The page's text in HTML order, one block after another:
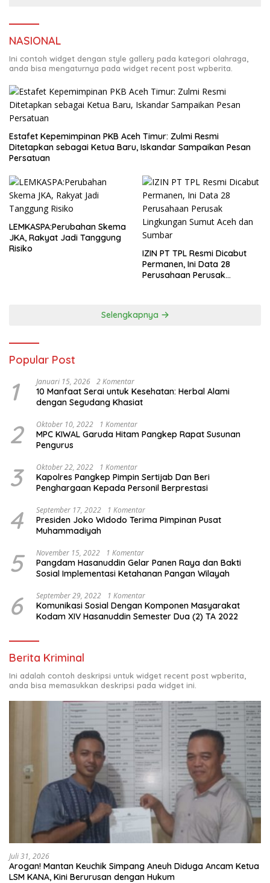
NASIONAL
Ini contoh widget dengan style gallery pada kategori olahraga,
anda bisa mengaturnya pada widget recent post wpberita.
Estafet Kepemimpinan PKB Aceh Timur: Zulmi Resmi
Ditetapkan sebagai Ketua Baru, Iskandar Sampaikan Pesan
Persatuan
LEMKASPA:Perubahan Skema
JKA, Rakyat Jadi Tanggung
Risiko
IZIN PT TPL Resmi Dicabut
Permanen, Ini Data 28
Perusahaan Perusak
Selengkapnya
Popular Post
1 Januari 15, 2026 2 Komentar
10 Manfaat Serai untuk Kesehatan: Herbal Alami
dengan Segudang Khasiat
2 Oktober 10, 2022 1 Komentar
MPC KIWAL Garuda Hitam Pangkep Rapat Susunan
Pengurus
3 Oktober 22, 2022 1 Komentar
Kapolres Pangkep Pimpin Sertijab Dan Beri
Penghargaan Kepada Personil Berprestasi
4 September 17, 2022 1 Komentar
Presiden Joko Widodo Terima Pimpinan Pusat
Muhammadiyah
5 November 15, 2022 1 Komentar
Pangdam Hasanuddin Gelar Panen Raya dan Bakti
Sosial Implementasi Ketahanan Pangan Wilayah
6 September 29, 2022 1 Komentar
Komunikasi Sosial Dengan Komponen Masyarakat
Kodam XIV Hasanuddin Semester Dua (2) TA 2022
Berita Kriminal
Ini adalah contoh deskripsi untuk widget recent post wpberita,
anda bisa memasukkan deskripsi pada widget ini.
Juli 31, 2026
Arogan! Mantan Keuchik Simpang Aneuh Diduga Ancam Ketua
LSM KANA, Kini Berurusan dengan Hukum